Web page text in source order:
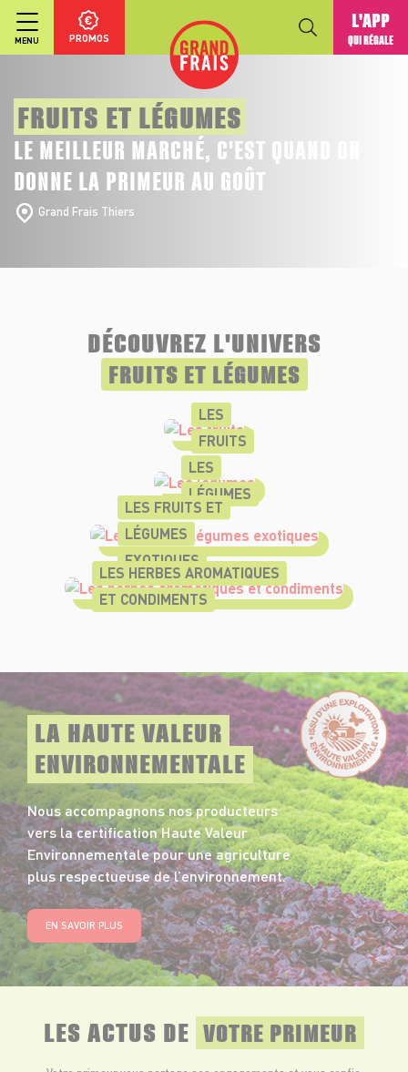
MENU PROMOS
L'APP
QUI RÉGALE
FRUITS ET LÉGUMES
LE MEILLEUR MARCHÉ, C'EST QUAND ON
DONNE LA PRIMEUR AU GOÛT
Grand Frais Thiers
DÉCOUVREZ L'UNIVERS
FRUITS ET LÉGUMES
LES
FRUITS
LES
LÉGUMES
LES FRUITS ET
LÉGUMES
EXOTIQUES
LES HERBES AROMATIQUES
ET CONDIMENTS
LA HAUTE VALEUR
ENVIRONNEMENTALE
Nous accompagnons nos producteurs
vers la certification Haute Valeur
Environnementale pour une agriculture
plus respectueuse de l’environnement.
EN SAVOIR PLUS
LES ACTUS DE VOTRE PRIMEUR